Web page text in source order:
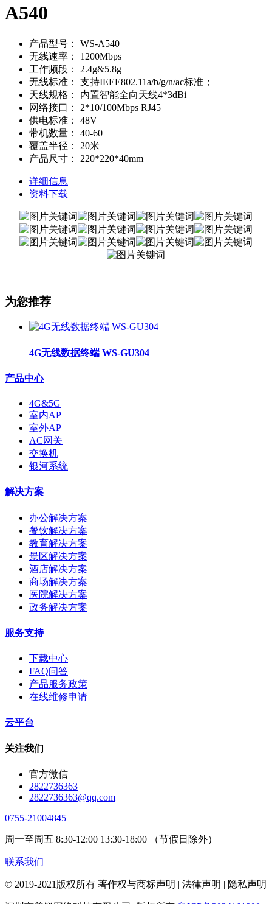
A540
产品型号：
WS-A540
无线速率：
1200Mbps
工作频段：
2.4g&5.8g
无线标准：
支持IEEE802.11a/b/g/n/ac标准；
天线规格：
内置智能全向天线4*3dBi
网络接口：
2*10/100Mbps RJ45
供电标准：
48V
带机数量：
40-60
覆盖半径：
20米
产品尺寸：
220*220*40mm
详细信息
资料下载
为您推荐
4G无线数据终端 WS-GU304
产品中心
4G&5G
室内AP
室外AP
AC网关
交换机
银河系统
解决方案
办公解决方案
餐饮解决方案
教育解决方案
景区解决方案
酒店解决方案
商场解决方案
医院解决方案
政务解决方案
服务支持
下载中心
FAQ问答
产品服务政策
在线维修申请
云平台
关注我们
官方微信
2822736363
2822736363@qq.com
0755-21004845
周一至周五 8:30-12:00 13:30-18:00 （节假日除外）
联系我们
© 2019-2021版权所有 著作权与商标声明 | 法律声明 | 隐私声明